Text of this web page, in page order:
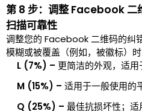
第 8 步：调整 Facebook 二
扫描可靠性
调整您的 Facebook 二维码的纠
模糊或被覆盖（例如，被徽标）
L (7%) – 更简洁的外观，适用
M (15%) – 适用于一般使用的
Q (25%) – 最佳抗损坏性；适